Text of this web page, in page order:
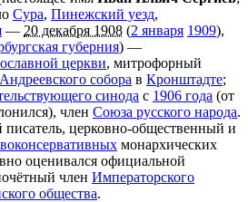
Сура, Пинежский уезд,
— 20 декабря 1908 (2 января 1909),
губерния) —
церкви, митрофорный
Андреевского собора в Кронштадте;
синода с 1906 года (от
член Союза русского народа.
церковно-общественный и
монархических
оценивался официальной
член Императорского
общества.